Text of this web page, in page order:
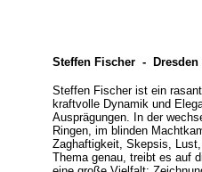
Steffen Fischer - Dresden
Steffen Fischer ist ein
kraftvolle Dynamik und
Ausprägungen. In der
Ringen, im blinden
Zaghaftigkeit, Skepsis,
Thema genau, treibt es auf